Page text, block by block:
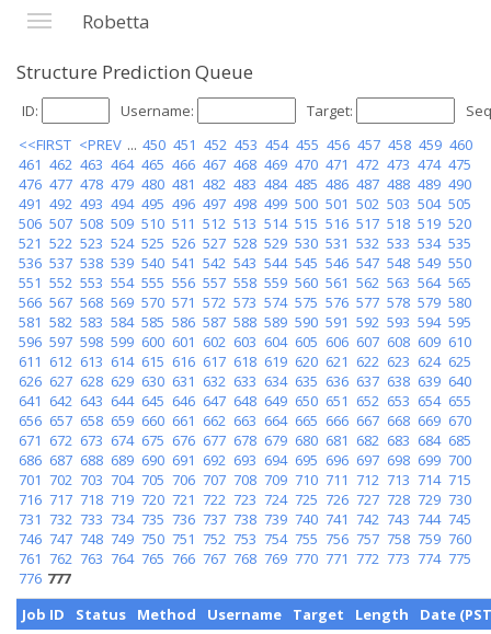
Robetta
Structure Prediction Queue
ID: Username: Target:
<<FIRST <PREV ... 450 451 452 453 454 455 456 457 458 459 460
461 462 463 464 465 466 467 468 469 470 471 472 473 474 475
476 477 478 479 480 481 482 483 484 485 486 487 488 489 490
491 492 493 494 495 496 497 498 499 500 501 502 503 504 505
506 507 508 509 510 511 512 513 514 515 516 517 518 519 520
521 522 523 524 525 526 527 528 529 530 531 532 533 534 535
536 537 538 539 540 541 542 543 544 545 546 547 548 549 550
551 552 553 554 555 556 557 558 559 560 561 562 563 564 565
566 567 568 569 570 571 572 573 574 575 576 577 578 579 580
581 582 583 584 585 586 587 588 589 590 591 592 593 594 595
596 597 598 599 600 601 602 603 604 605 606 607 608 609 610
611 612 613 614 615 616 617 618 619 620 621 622 623 624 625
626 627 628 629 630 631 632 633 634 635 636 637 638 639 640
641 642 643 644 645 646 647 648 649 650 651 652 653 654 655
656 657 658 659 660 661 662 663 664 665 666 667 668 669 670
671 672 673 674 675 676 677 678 679 680 681 682 683 684 685
686 687 688 689 690 691 692 693 694 695 696 697 698 699 700
701 702 703 704 705 706 707 708 709 710 711 712 713 714 715
716 717 718 719 720 721 722 723 724 725 726 727 728 729 730
731 732 733 734 735 736 737 738 739 740 741 742 743 744 745
746 747 748 749 750 751 752 753 754 755 756 757 758 759 760
761 762 763 764 765 766 767 768 769 770 771 772 773 774 775
776 777
Job ID
Status Method Username Target Length
Date